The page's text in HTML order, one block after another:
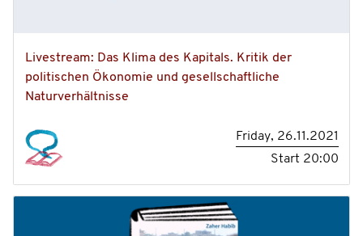
Livestream: Das Klima des Kapitals. Kritik der
politischen Ökonomie und gesellschaftliche
Naturverhältnisse
Friday, 26.11.2021
Start 20:00